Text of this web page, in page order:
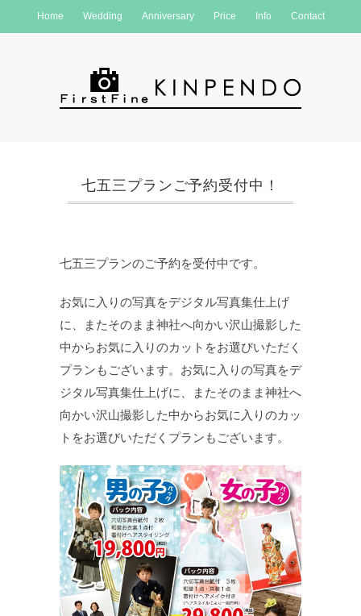
Home Wedding Anniversary Price Info Contact
七五三プランご予約受付中！
七五三プランのご予約を受付中です。
お気に入りの写真をデジタル写真集仕上げ
に、またそのまま神社へ向かい沢山撮影した
中からお気に入りのカットをお選びいただく
プランもございます。お気に入りの写真をデ
ジタル写真集仕上げに、またそのまま神社へ
向かい沢山撮影した中からお気に入りのカッ
トをお選びいただくプランもございます。